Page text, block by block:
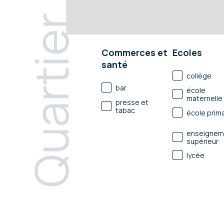
Quartier
Commerces et
santé
bar
presse et
tabac
Ecoles
collège
école
maternelle
école
supérieur
lycée